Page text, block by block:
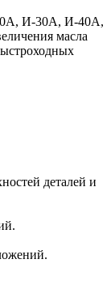
И-30А, И-40А,
масла
деталей и